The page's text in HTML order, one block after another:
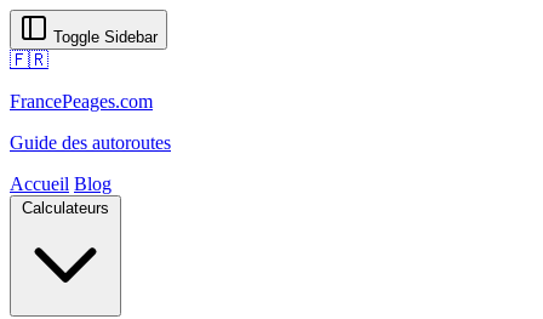
Toggle Sidebar
🇫🇷
FrancePeages.com
Guide des autoroutes
Accueil Blog
Calculateurs